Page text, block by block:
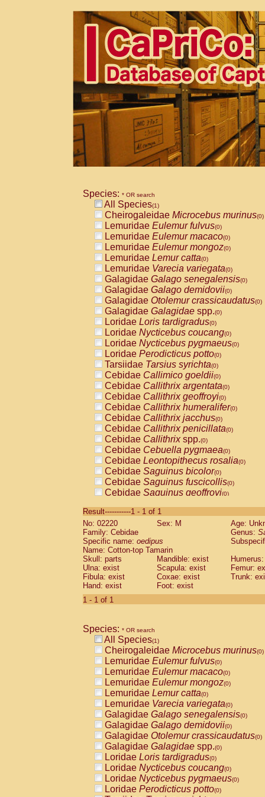
Species: * OR search
All Species(1)
Cheirogaleidae Microcebus murinus(0)
Lemuridae Eulemur fulvus(0)
Lemuridae Eulemur macaco(0)
Lemuridae Eulemur mongoz(0)
Lemuridae Lemur catta(0)
Lemuridae Varecia variegata(0)
Galagidae Galago senegalensis(0)
Galagidae Galago demidovii(0)
Galagidae Otolemur crassicaudatus(0)
Galagidae Galagidae spp.(0)
Loridae Loris tardigradus(0)
Loridae Nycticebus coucang(0)
Loridae Nycticebus pygmaeus(0)
Loridae Perodicticus potto(0)
Tarsiidae Tarsius syrichta(0)
Cebidae Callimico goeldii(0)
Cebidae Callithrix argentata(0)
Cebidae Callithrix geoffroyi(0)
Cebidae Callithrix humeralifer(0)
Cebidae Callithrix jacchus(0)
Cebidae Callithrix penicillata(0)
Cebidae Callithrixspp.(0)
Cebidae Cebuella pygmaea(0)
Cebidae Leontopithecus rosalia(0)
Cebidae Saguinus bicolor(0)
Cebidae Saguinus fuscicollis(0)
Cebidae Saguinus geoffroyi(0)
CebidaeSaguinus labiatus(0)
Cebidae Saguinus leucopus (0)
Cebidae
CebidaeSaguinus mystax
Cebidae Saguinus nigricollis (0)
Cebidae Saguinus oedipus
Cebidae Saguinus weddelli
Cebidae Saguinusspp.
Cebidae
CebidaeCebus capucinus
CebidaeCebus nigrivittatus
CebidaeCebus spp.(0)
CebidaeSaimiri boliviensis(0)
CebidaeSaimiri sciureus(0)
AtelidaeAlouatta caraya(0)
AtelidaeAlouatta fusca(0)
AtelidaeAlouatta seniculus(0)
AtelidaeAlouattaspp.(0)
AtelidaeAteles belzebuth(0)
AtelidaeAteles geoffroyi(0)
AtelidaeAteles paniscus(0)
AtelidaeAtelesspp.(0)
AtelidaeLagothrix lagothricha(0)
AtelidaeLagothrix lagothricha cana
PitheciidaeCacajao calvus
Result-----------1 - 1 of 1
No: 02220
Sex: M
Age:
Family: Cebidae
Genus:
Specific name: oedipus
Name: Cotton-top Tamarin
Skull: parts
Mandible: exist
Ulna: exist
Scapula: exist
Femur:
Fibula: exist
Coxae: exist
Trunk:
Hand: exist
Foot: exist
1 - 1 of 1
Species: * OR search
All Species(1)
Cheirogaleidae Microcebus murinus(0)
Lemuridae Eulemur fulvus(0)
Lemuridae Eulemur macaco(0)
Lemuridae Eulemur mongoz(0)
Lemuridae Lemur catta(0)
Lemuridae Varecia variegata(0)
Galagidae Galago senegalensis(0)
Galagidae Galago demidovii(0)
Galagidae Otolemur crassicaudatus(0)
Galagidae Galagidae spp.(0)
Loridae Loris tardigradus(0)
Loridae Nycticebus coucang(0)
Loridae Nycticebus pygmaeus(0)
Loridae Perodicticus potto(0)